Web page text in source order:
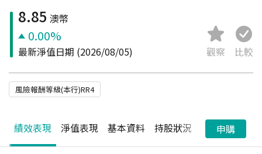
8.85 澳幣
0.00%
最新淨值日期 (2026/08/05) 觀察 比較
風險報酬等級(本行)RR4
績效表現 淨值表現 基本資料 持股狀況 配息狀況
申購